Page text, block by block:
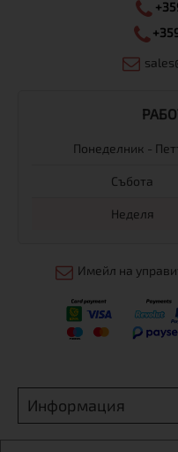
Понеделник -
Събота
Неделя
Имейл на
Информация